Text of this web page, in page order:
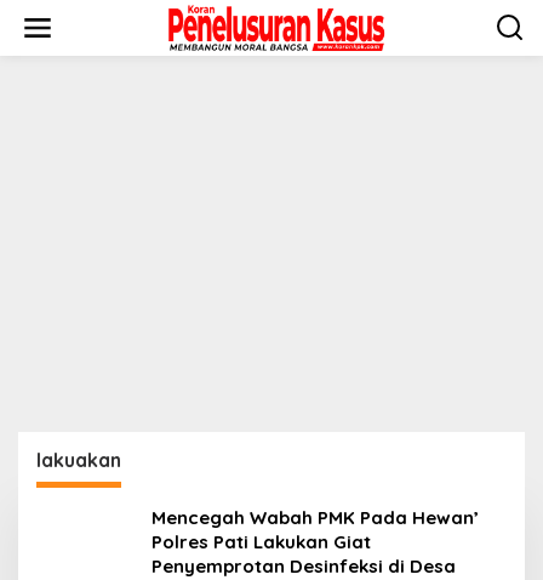
konten
lakuakan
Mencegah Wabah PMK Pada Hewan’
Polres Pati Lakukan Giat
Penyemprotan Desinfeksi di Desa